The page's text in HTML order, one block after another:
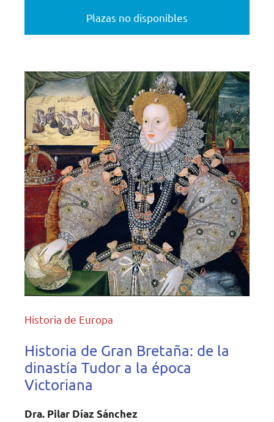
Plazas no disponibles
Historia de Europa
Historia de Gran Bretaña: de la
dinastía Tudor a la época
Victoriana
Dra. Pilar Díaz Sánchez